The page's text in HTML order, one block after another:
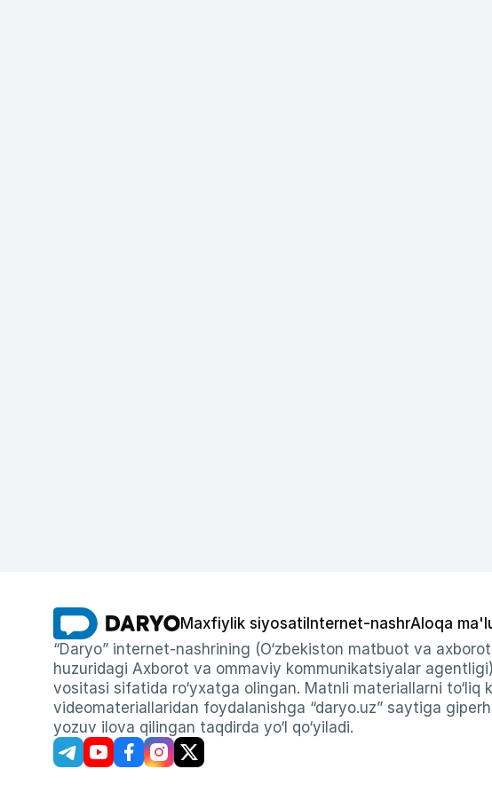
Maxfiylik siyosati Internet-nashrAloqa
“Daryo” internet-nashrining (O‘zbekiston matbuot va
huzuridagi Axborot va ommaviy kommunikatsiyalar
vositasi sifatida ro‘yxatga olingan. Matnli materiallarni
videomateriallaridan foydalanishga “daryo.uz” saytiga
yozuv ilova qilingan taqdirda yo‘l qo‘yiladi.